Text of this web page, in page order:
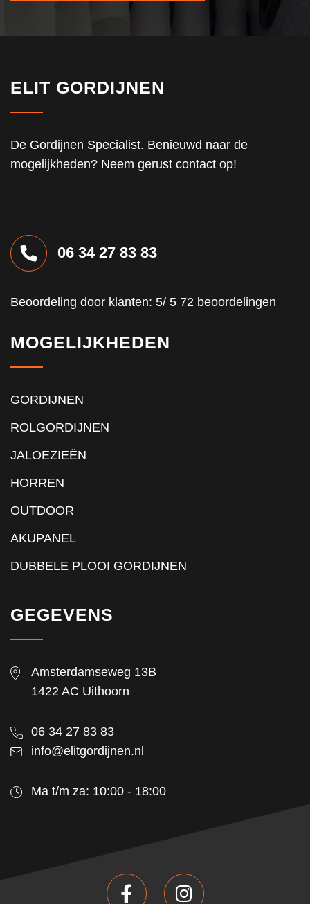
ELIT GORDIJNEN
De Gordijnen Specialist. Benieuwd naar de
mogelijkheden? Neem gerust contact op!
06 34 27 83 83
Beoordeling door klanten: 5/ 5 72 beoordelingen
MOGELIJKHEDEN
GORDIJNEN
ROLGORDIJNEN
JALOEZIEËN
HORREN
OUTDOOR
AKUPANEL
DUBBELE PLOOI GORDIJNEN
GEGEVENS
Amsterdamseweg 13B
1422 AC Uithoorn
06 34 27 83 83
info@elitgordijnen.nl
Ma t/m za: 10:00 - 18:00